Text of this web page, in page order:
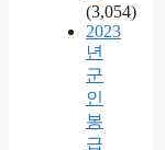
(3,054)
2023
년
군
인
봉
급